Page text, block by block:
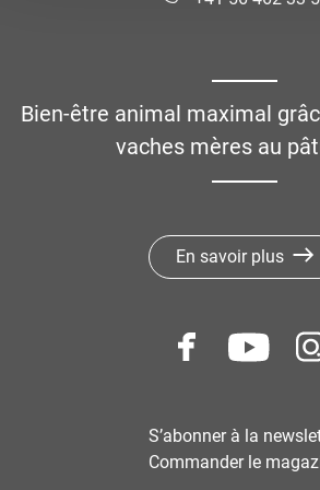
Bien-être animal maximal
vaches mères au
En savoir plus
S’abonner à la
Commander le